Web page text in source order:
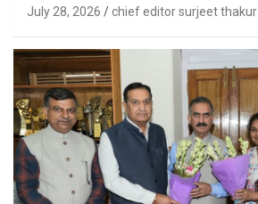
July 28, 2026 chief editor surjeet thakur